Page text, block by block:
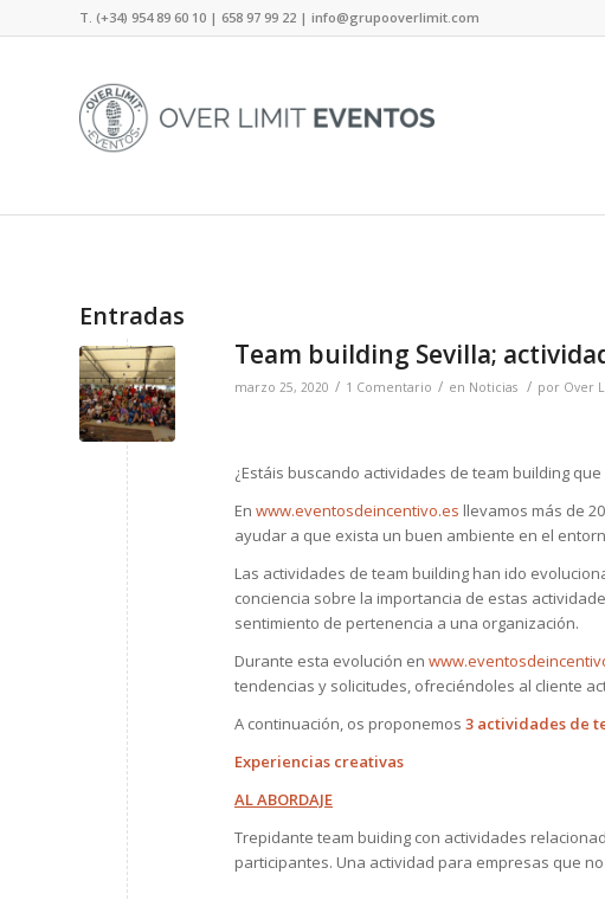
T. (+34) 954 89 60 10 | 658 97 99 22 | info@grupooverlimit.com
Entradas
Team building Sevilla;
marzo 25, 2020 / 1 Comentario / en Noticias / por Over
¿Estáis buscando actividades de team building
En www.eventosdeincentivo.es llevamos más de
ayudar a que exista un buen ambiente en el
Las actividades de team building han ido
conciencia sobre la importancia de estas
sentimiento de pertenencia a una organización.
Durante esta evolución en
tendencias y solicitudes, ofreciéndoles al cliente
A continuación, os proponemos 3 actividades de
Experiencias creativas
AL ABORDAJE
Trepidante team buiding con actividades
participantes. Una actividad para empresas que